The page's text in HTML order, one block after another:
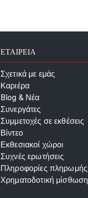
ΕΤΑΙΡΕΙΑ
Σχετικά με εμάς
Καριέρα
Blog & Νέα
Συνεργάτες
Συμμετοχές σε εκθέσεις
Βίντεο
Εκθεσιακοί χώροι
Συχνές ερωτήσεις
Πληροφορίες πληρωμής
Χρηματοδοτική μίσθωση